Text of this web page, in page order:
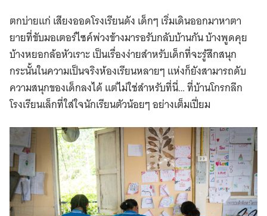
ตกบ่ายแก่ เสียงออดโรงเรียนดัง เด็กๆ เริ่มเดินออกมาหาตา
ยายที่ขับมอเตอร์ไซค์พ่วงข้างมารอรับกลับบ้านกัน บ้างพูดคุย
บ้างหยอกล้อหัวเราะ เป็นเรื่องง่ายสำหรับเด็กที่จะรู้สึกสนุก
กระนั้นในความเป็นจริงห้องเรียนหลายๆ แห่งก็ยังสามารถดับ
ความสนุกของเด็กลงได้ แต่ไม่ใช่สำหรับที่นี่… ที่บ้านโกรกลึก
โรงเรียนเล็กที่ใส่ใจนักเรียนตัวน้อยๆ อย่างเต็มเปี่ยม